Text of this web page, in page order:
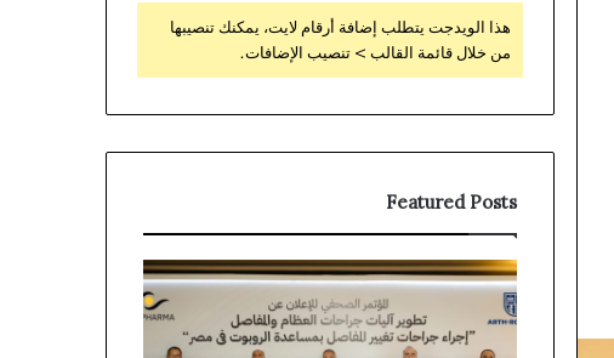
هذا الويدجت يتطلب إضافة أرقام لايت، يمكنك تنصيبها
من خلال قائمة القالب > تنصيب الإضافات.
Featured Posts
ثورة
جديدة
في
جراحات
فيكسد
مصر